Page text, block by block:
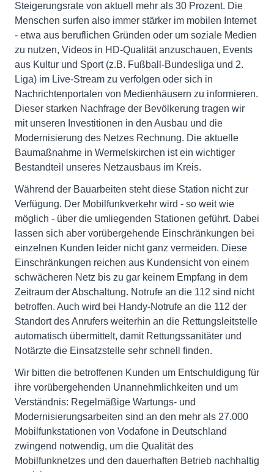
Steigerungsrate von aktuell mehr als 30 Prozent. Die
Menschen surfen also immer stärker im mobilen Internet
- etwa aus beruflichen Gründen oder um soziale Medien
zu nutzen, Videos in HD-Qualität anzuschauen, Events
aus Kultur und Sport (z.B. Fußball-Bundesliga und 2.
Liga) im Live-Stream zu verfolgen oder sich in
Nachrichtenportalen von Medienhäusern zu informieren.
Dieser starken Nachfrage der Bevölkerung tragen wir
mit unseren Investitionen in den Ausbau und die
Modernisierung des Netzes Rechnung. Die aktuelle
Baumaßnahme in Wermelskirchen ist ein wichtiger
Bestandteil unseres Netzausbaus im Kreis.
Während der Bauarbeiten steht diese Station nicht zur
Verfügung. Der Mobilfunkverkehr wird - so weit wie
möglich - über die umliegenden Stationen geführt. Dabei
lassen sich aber vorübergehende Einschränkungen bei
einzelnen Kunden leider nicht ganz vermeiden. Diese
Einschränkungen reichen aus Kundensicht von einem
schwächeren Netz bis zu gar keinem Empfang in dem
Zeitraum der Abschaltung. Notrufe an die 112 sind nicht
betroffen. Auch wird bei Handy-Notrufe an die 112 der
Standort des Anrufers weiterhin an die Rettungsleitstelle
automatisch übermittelt, damit Rettungssanitäter und
Notärzte die Einsatzstelle sehr schnell finden.
Wir bitten die betroffenen Kunden um Entschuldigung für
ihre vorübergehenden Unannehmlichkeiten und um
Verständnis: Regelmäßige Wartungs- und
Modernisierungsarbeiten sind an den mehr als 27.000
Mobilfunkstationen von Vodafone in Deutschland
zwingend notwendig, um die Qualität des
Mobilfunknetzes und den dauerhaften Betrieb nachhaltig